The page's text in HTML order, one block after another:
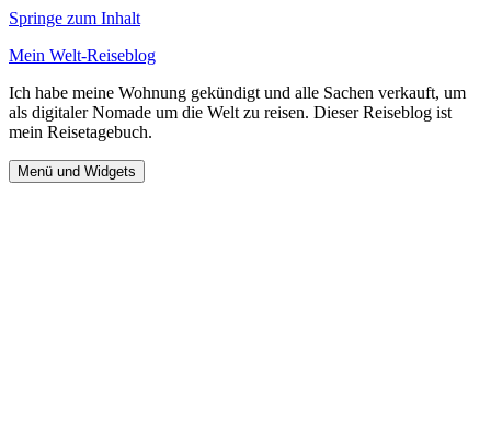
Springe zum Inhalt
Mein Welt-Reiseblog
Ich habe meine Wohnung gekündigt und alle Sachen verkauft, um
als digitaler Nomade um die Welt zu reisen. Dieser Reiseblog ist
mein Reisetagebuch.
Menü und Widgets